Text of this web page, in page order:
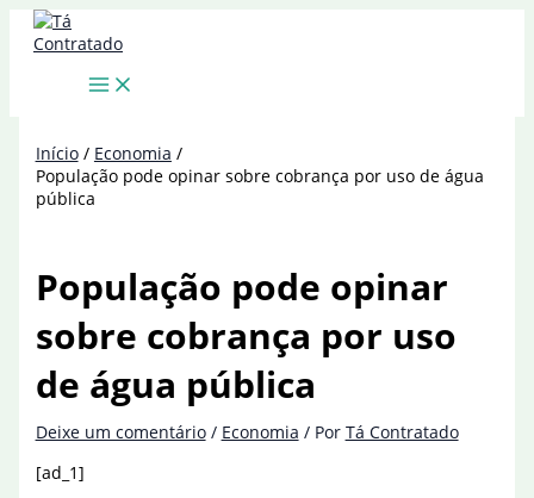
para
Início
Economia
População pode opinar sobre cobrança por uso de água
pública
População pode opinar
sobre cobrança por uso
de água pública
Deixe um comentário / Economia / Por Tá Contratado
[ad_1]